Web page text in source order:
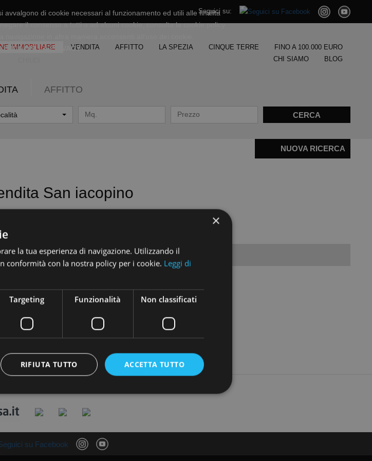
Seguici su:
IMMOBILIARE VENDITA AFFITTO LA SPEZIA CINQUE TERRE
FINO A 100.000 EURO
CHI SIAMO
BLOG
AFFITTO
NUOVA RICERCA
San iacopino
Rustici
×
la tua esperienza di navigazione. Utilizzando il
conformità con la nostra policy per i cookie. Leggi di
Targeting Funzionalità Non classificati
ACCETTA TUTTO
RIFIUTA TUTTO
di cookie necessari al funzionamento ed utili alle finalita
il consenso a tutti o ad alcuni cookie, consulta la cookie policy.
navigazione in altra maniera acconsenti all'uso dei cookie.
DELLA PRIVACY